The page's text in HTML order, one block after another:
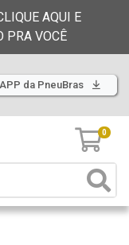
AQUI E
PRA VOCÊ
da PneuBras
0